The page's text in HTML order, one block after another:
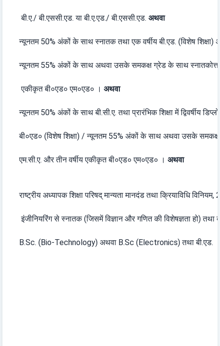
बी.ए./ बी.एससी.एड. या बी.ए.एड./ बी.एससी.एड. अथवा
न्यूनतम 50% अंकों के साथ स्नातक तथा एक वर्षीय बी.एड. (विशेष शिक्षा)
न्यूनतम 55% अंकों के साथ अथवा उसके समकक्ष ग्रेड के साथ स्नातकोत्तर
एकीकृत बी०एड० एम०एड० । अथवा
न्यूनतम 50% अंकों के साथ बी.सी.ए. तथा प्रारंभिक शिक्षा में द्विवर्षीय
बी०एड० (विशेष शिक्षा) / न्यूनतम 55% अंकों के साथ अथवा उसके
एम.सी.ए. और तीन वर्षीय एकीकृत बी०एड० एम०एड० । अथवा
राष्ट्रीय अध्यापक शिक्षा परिषद् मान्यता मानदंड तथा क्रियाविधि
इंजीनियरिंग से स्नातक (जिसमें विज्ञान और गणित की विशेषज्ञता हो) तथा
B.Sc. (Bio-Technology) अथवा B.Sc (Electronics) तथा बी.एड.